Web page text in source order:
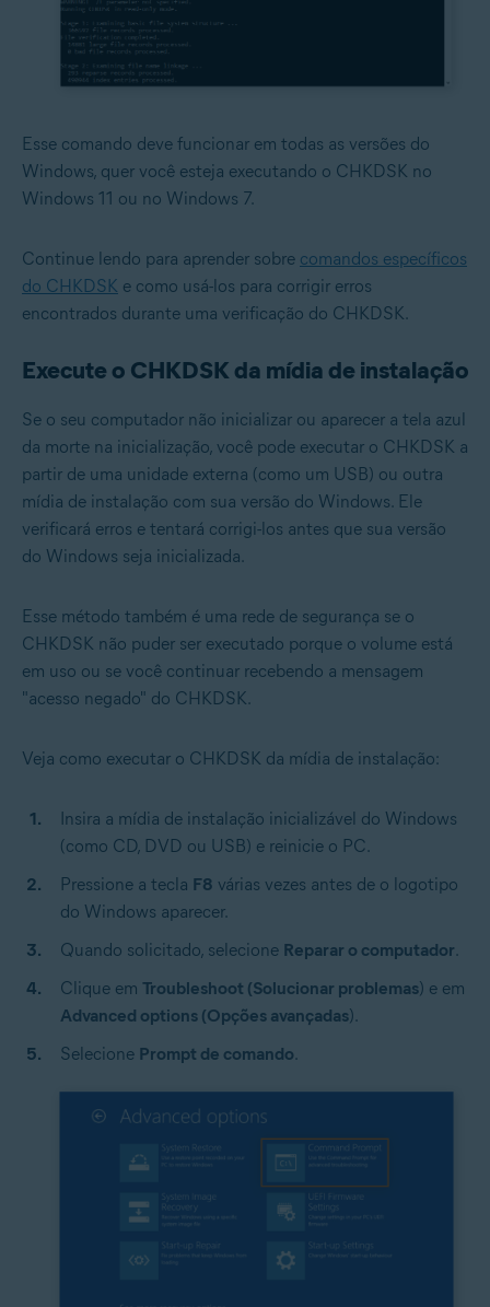
Esse comando deve funcionar em todas as versões do
Windows, quer você esteja executando o CHKDSK no
Windows 11 ou no Windows 7.
Continue lendo para aprender sobre comandos específicos
do CHKDSK e como usá-los para corrigir erros
encontrados durante uma verificação do CHKDSK.
Execute o CHKDSK da mídia de instalação
Se o seu computador não inicializar ou aparecer a tela azul
da morte na inicialização, você pode executar o CHKDSK a
partir de uma unidade externa (como um USB) ou outra
mídia de instalação com sua versão do Windows. Ele
verificará erros e tentará corrigi-los antes que sua versão
do Windows seja inicializada.
Esse método também é uma rede de segurança se o
CHKDSK não puder ser executado porque o volume está
em uso ou se você continuar recebendo a mensagem
"acesso negado" do CHKDSK.
Veja como executar o CHKDSK da mídia de instalação:
Insira a mídia de instalação inicializável do Windows
(como CD, DVD ou USB) e reinicie o PC.
Pressione a tecla F8 várias vezes antes de o logotipo
do Windows aparecer.
Quando solicitado, selecione Reparar o computador.
Clique em Troubleshoot (Solucionar problemas) e em
Advanced options (Opções avançadas).
Selecione Prompt de comando.